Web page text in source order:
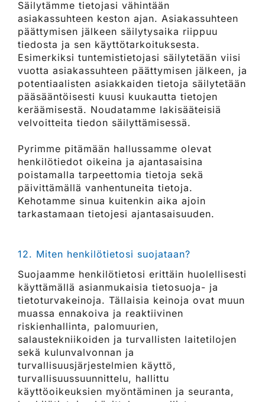
Säilytämme tietojasi vähintään
asiakassuhteen keston ajan. Asiakassuhteen
päättymisen jälkeen säilytysaika riippuu
tiedosta ja sen käyttötarkoituksesta.
Esimerkiksi tuntemistietojasi säilytetään viisi
vuotta asiakassuhteen päättymisen jälkeen, ja
potentiaalisten asiakkaiden tietoja säilytetään
pääsääntöisesti kuusi kuukautta tietojen
keräämisestä. Noudatamme lakisääteisiä
velvoitteita tiedon säilyttämisessä.
​​​​​​​Pyrimme pitämään hallussamme olevat
henkilötiedot oikeina ja ajantasaisina
poistamalla tarpeettomia tietoja sekä
päivittämällä vanhentuneita tietoja.
Kehotamme sinua kuitenkin aika ajoin
tarkastamaan tietojesi ajantasaisuuden.
12. Miten henkilötietosi suojataan?
Suojaamme henkilötietosi erittäin huolellisesti
käyttämällä asianmukaisia tietosuoja- ja
tietoturvakeinoja. Tällaisia keinoja ovat muun
muassa ennakoiva ja reaktiivinen
riskienhallinta, palomuurien,
salaustekniikoiden ja turvallisten laitetilojen
sekä kulunvalvonnan ja
turvallisuusjärjestelmien käyttö,
turvallisuussuunnittelu, hallittu
käyttöoikeuksien myöntäminen ja seuranta,